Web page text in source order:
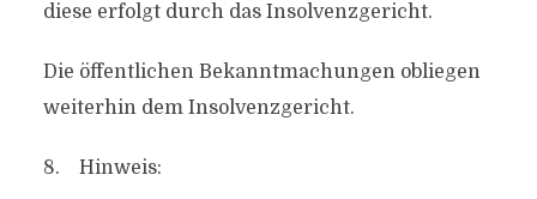
diese erfolgt durch das Insolvenzgericht.
Die öffentlichen Bekanntmachungen obliegen
weiterhin dem Insolvenzgericht.
8. Hinweis: